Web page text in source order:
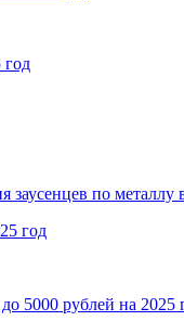
год
по металлу
год
5000 рублей на 2025